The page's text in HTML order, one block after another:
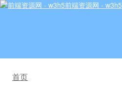
前端资源网 - w3h5
首页